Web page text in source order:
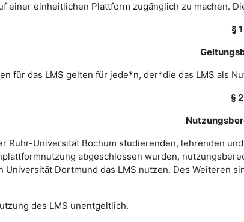
einer einheitlichen Plattform zugänglich zu machen.
§ 1
für das LMS gelten für jede*n, der*die das LMS als
§ 2
Ruhr-Universität Bochum studierenden, lehrenden
abgeschlossen wurden,
Universität Dortmund das LMS nutzen. Des
des LMS unentgeltlich.